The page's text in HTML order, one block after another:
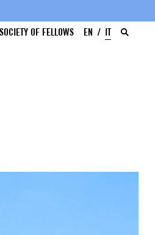
SOCIETY OF FELLOWS EN IT